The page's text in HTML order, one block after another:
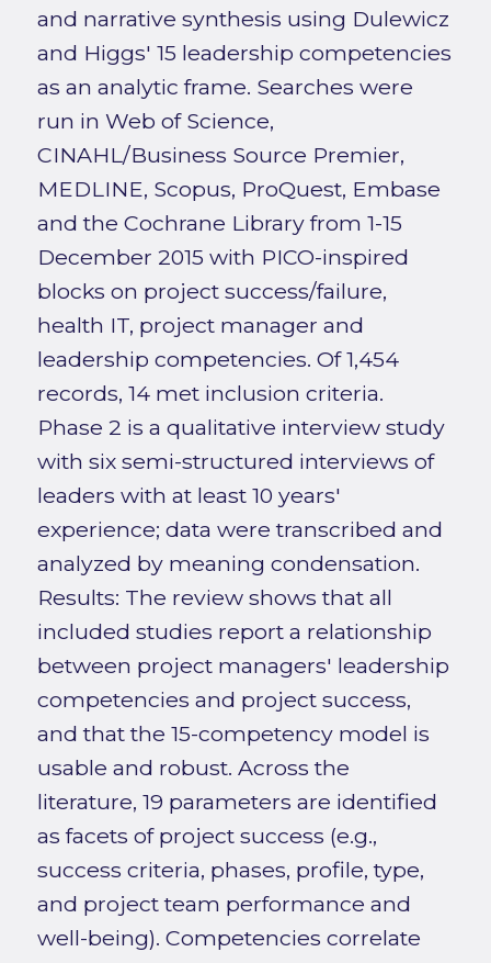
and narrative synthesis using Dulewicz
and Higgs' 15 leadership competencies
as an analytic frame. Searches were
run in Web of Science,
CINAHL/Business Source Premier,
MEDLINE, Scopus, ProQuest, Embase
and the Cochrane Library from 1-15
December 2015 with PICO-inspired
blocks on project success/failure,
health IT, project manager and
leadership competencies. Of 1,454
records, 14 met inclusion criteria.
Phase 2 is a qualitative interview study
with six semi-structured interviews of
leaders with at least 10 years'
experience; data were transcribed and
analyzed by meaning condensation.
Results: The review shows that all
included studies report a relationship
between project managers' leadership
competencies and project success,
and that the 15-competency model is
usable and robust. Across the
literature, 19 parameters are identified
as facets of project success (e.g.,
success criteria, phases, profile, type,
and project team performance and
well-being). Competencies correlate